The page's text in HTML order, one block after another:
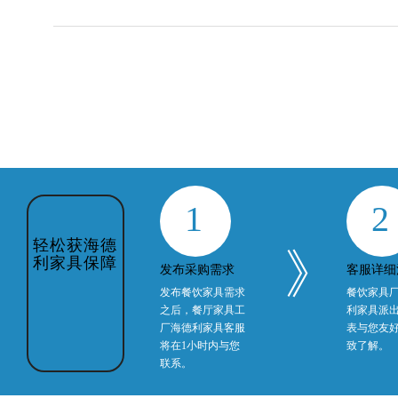
轻松获海德
利家具保障
1
发布采购需求
发布餐饮家具需求
之后，餐厅家具工
厂海德利家具客服
将在1小时内与您
联系。
》
2
客服详
餐饮家具
利家具派
表与您友
致了解。